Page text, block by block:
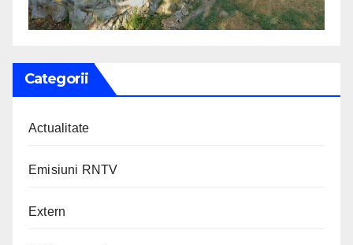
Categorii
Actualitate
Emisiuni RNTV
Extern